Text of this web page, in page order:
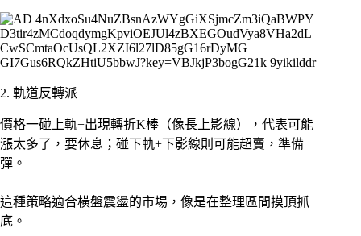
2. 軌道反轉派
價格一碰上軌+出現轉折K棒（像長上影線），代表可能
漲太多了，要休息；碰下軌+下影線則可能超賣，準備
彈。
這種策略適合橫盤震盪的市場，像是在整理區間摸頂抓
底。